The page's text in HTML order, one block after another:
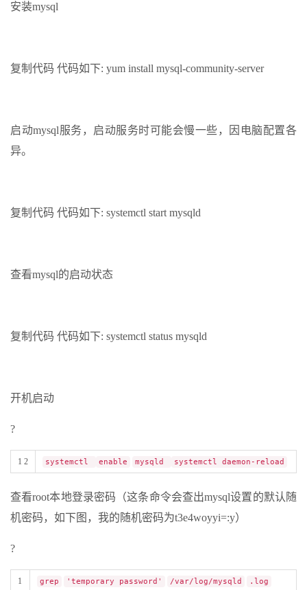
安装mysql
复制代码 代码如下: yum install mysql-community-server
启动mysql服务，启动服务时可能会慢一些，因电脑配置各
异。
复制代码 代码如下: systemctl start mysqld
查看mysql的启动状态
复制代码 代码如下: systemctl status mysqld
开机启动
?
1 2 systemctl enable mysqld systemctl daemon-reload
查看root本地登录密码（这条命令会查出mysql设置的默认随
机密码，如下图，我的随机密码为t3e4woyyi=:y）
?
1 grep 'temporary password' /var/log/mysqld .log